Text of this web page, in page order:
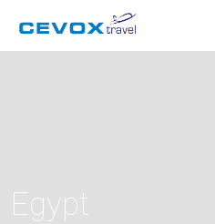
Egypt